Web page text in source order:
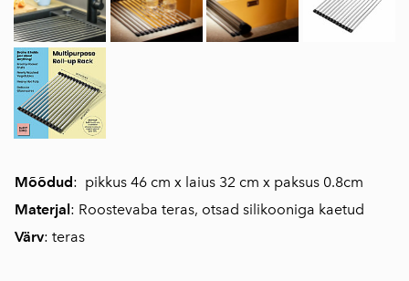
Mõõdud: pikkus 46 cm x laius 32 cm x paksus 0.8cm
Materjal: Roostevaba teras, otsad silikooniga kaetud
Värv: teras